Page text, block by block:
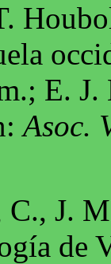
E.
Asoc.
C., J.
de